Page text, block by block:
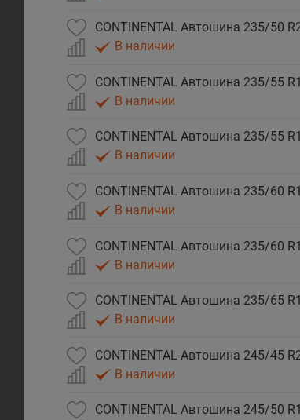
CONTINENTAL Автошина 235/50
В наличии
CONTINENTAL Автошина 235/55
В наличии
CONTINENTAL Автошина 235/55
В наличии
CONTINENTAL Автошина 235/60
В наличии
CONTINENTAL Автошина 235/60
В наличии
CONTINENTAL Автошина 235/65
В наличии
CONTINENTAL Автошина 245/45
В наличии
CONTINENTAL Автошина 245/50